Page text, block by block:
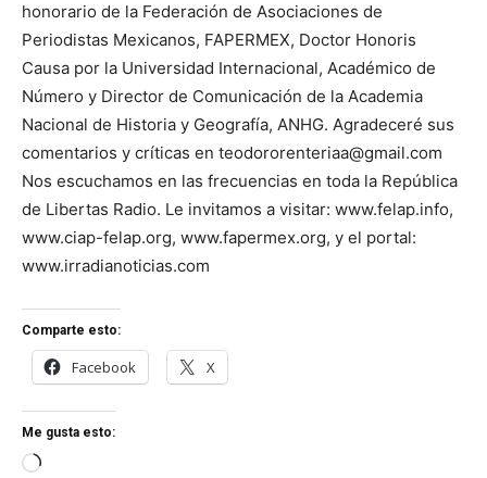
honorario de la Federación de Asociaciones de
Periodistas Mexicanos, FAPERMEX, Doctor Honoris
Causa por la Universidad Internacional, Académico de
Número y Director de Comunicación de la Academia
Nacional de Historia y Geografía, ANHG. Agradeceré sus
comentarios y críticas en teodororenteriaa@gmail.com
Nos escuchamos en las frecuencias en toda la República
de Libertas Radio. Le invitamos a visitar: www.felap.info,
www.ciap-felap.org, www.fapermex.org, y el portal:
www.irradianoticias.com
Comparte esto:
Facebook X
Me gusta esto:
C